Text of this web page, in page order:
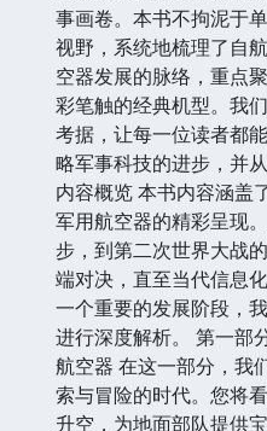
事画卷。本书不拘泥于
视野，系统地梳理了自
空器发展的脉络，重点
彩笔触的经典机型。我
考据，让每一位读者都
略军事科技的进步，并
内容概览 本书内容涵盖
军用航空器的精彩呈现
步，到第二次世界大战
端对决，直至当代信息
一个重要的发展阶段，
进行深度解析。 第一
航空器 在这一部分，我
索与冒险的时代。您将
升空，为地面部队提供